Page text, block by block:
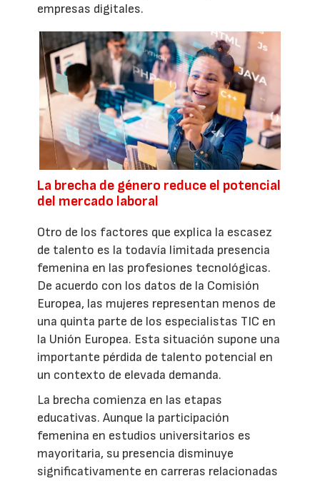
empresas digitales.
La brecha de género reduce el potencial
del mercado laboral
Otro de los factores que explica la escasez
de talento es la todavía limitada presencia
femenina en las profesiones tecnológicas.
De acuerdo con los datos de la Comisión
Europea, las mujeres representan menos de
una quinta parte de los especialistas TIC en
la Unión Europea. Esta situación supone una
importante pérdida de talento potencial en
un contexto de elevada demanda.
La brecha comienza en las etapas
educativas. Aunque la participación
femenina en estudios universitarios es
mayoritaria, su presencia disminuye
significativamente en carreras relacionadas